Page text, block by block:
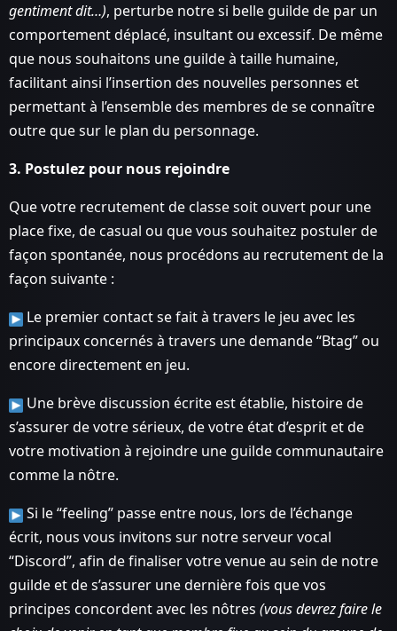
gentiment dit…), perturbe notre si belle guilde de par un
comportement déplacé, insultant ou excessif. De même
que nous souhaitons une guilde à taille humaine,
facilitant ainsi l’insertion des nouvelles personnes et
permettant à l’ensemble des membres de se connaître
outre que sur le plan du personnage.
3. Postulez pour nous rejoindre
Que votre recrutement de classe soit ouvert pour une
place fixe, de casual ou que vous souhaitez postuler de
façon spontanée, nous procédons au recrutement de la
façon suivante :
Le premier contact se fait à travers le jeu avec les
principaux concernés à travers une demande “Btag” ou
encore directement en jeu.
Une brève discussion écrite est établie, histoire de
s’assurer de votre sérieux, de votre état d’esprit et de
votre motivation à rejoindre une guilde communautaire
comme la nôtre.
Si le “feeling” passe entre nous, lors de l’échange
écrit, nous vous invitons sur notre serveur vocal
“Discord”, afin de finaliser votre venue au sein de notre
guilde et de s’assurer une dernière fois que vos
principes concordent avec les nôtres (vous devrez faire le